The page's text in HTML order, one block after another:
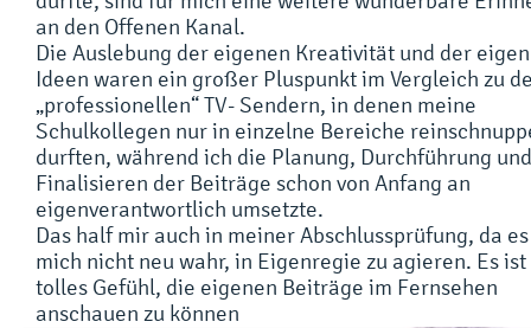
an den Offenen Kanal.
Die Auslebung der eigenen Kreativität und der
Ideen waren ein großer Pluspunkt im Vergleich zu
„professionellen“ TV- Sendern, in denen meine
Schulkollegen nur in einzelne Bereiche
durften, während ich die Planung, Durchführung
Finalisieren der Beiträge schon von Anfang an
eigenverantwortlich umsetzte.
Das half mir auch in meiner Abschlussprüfung, da
mich nicht neu wahr, in Eigenregie zu agieren. Es
tolles Gefühl, die eigenen Beiträge im Fernsehen
anschauen zu können